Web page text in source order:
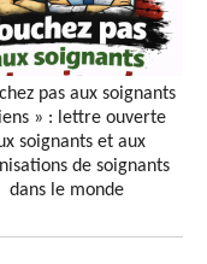
pas aux soignants
» : lettre ouverte
soignants et aux
de soignants
dans le monde